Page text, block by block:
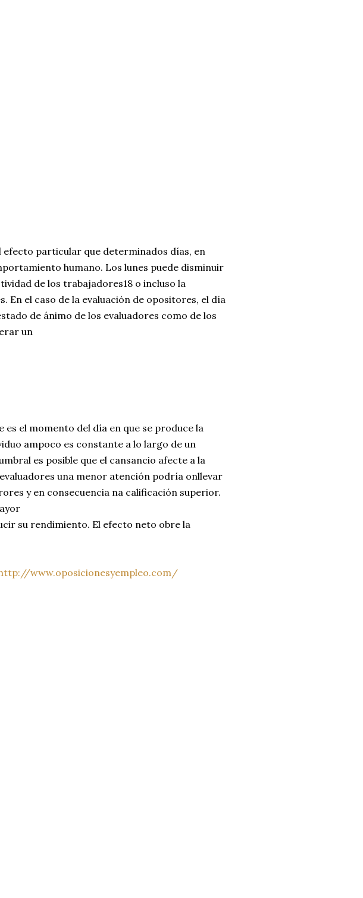
particular que determinados días, en
humano. Los lunes puede disminuir
de los trabajadores18 o incluso la
En el caso de la evaluación de opositores, el día
de ánimo de los evaluadores como de los
un
el momento del día en que se produce la
ampoco es constante a lo largo de un
es posible que el cansancio afecte a la
una menor atención podría onllevar
y en consecuencia na calificación superior.
su rendimiento. El efecto neto obre la
www.oposicionesyempleo.com/